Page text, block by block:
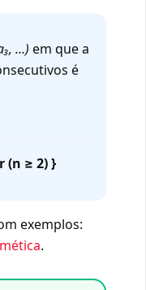
…) em que a
é
(n ≥ 2) }
exemplos:
.